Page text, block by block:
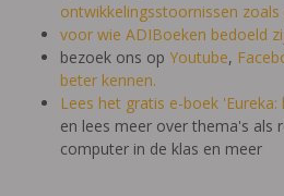
ontwikkelingsstoornissen zoals
voor wie ADIBoeken bedoeld
bezoek ons op Youtube,
beter kennen.
Lees het gratis e-boek
en lees meer over thema's als
computer in de klas en meer